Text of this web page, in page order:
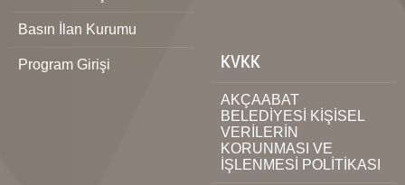
Basın İlan Kurumu
Program Girişi KVKK
AKÇAABAT
BELEDİYESİ KİŞİSEL
VERİLERİN
KORUNMASI VE
İŞLENMESİ POLİTİKASI